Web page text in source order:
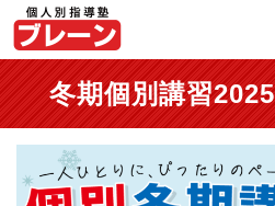
冬期個別講習2025